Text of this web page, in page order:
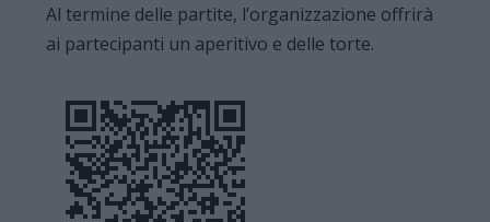
Al termine delle partite, l’organizzazione offrirà
ai partecipanti un aperitivo e delle torte.